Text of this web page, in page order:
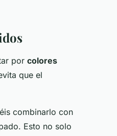
por colores
que el
combinarlo con
Esto no solo